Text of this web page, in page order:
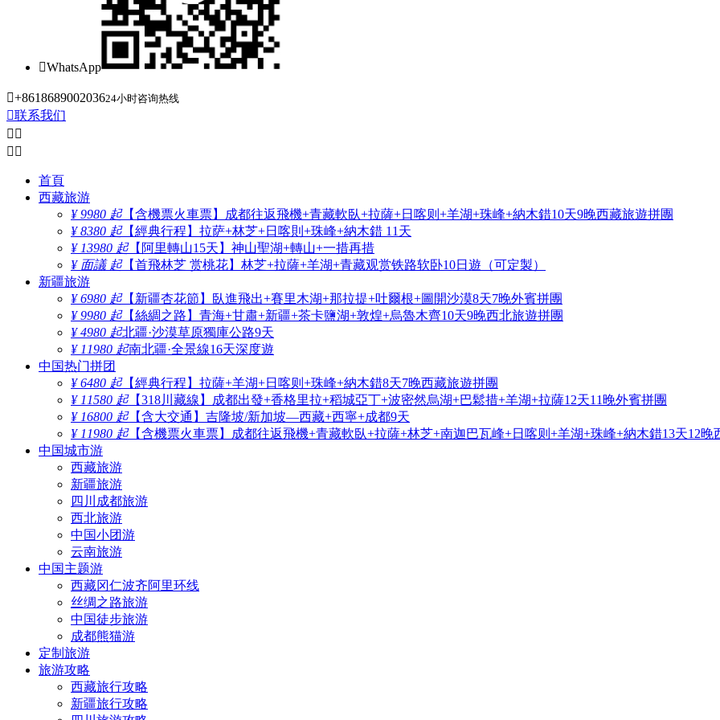
WhatsApp
+861868900203624小时咨询热线
联系我们
 
 
首頁
西藏旅游
¥ 9980 起【含機票火車票】成都往返飛機+青藏軟臥+拉薩+日喀则+羊湖+珠峰+納木錯10天9晚西藏旅遊拼團
¥ 8380 起【經典行程】拉萨+林芝+日喀則+珠峰+納木錯 11天
¥ 13980 起【阿里轉山15天】神山聖湖+轉山+一措再措
¥ 面議 起【首飛林芝 赏桃花】林芝+拉薩+羊湖+青藏观赏铁路软卧10日遊（可定製）
新疆旅游
¥ 6980 起【新疆杏花節】臥進飛出+賽里木湖+那拉提+吐爾根+圖開沙漠8天7晚外賓拼團
¥ 9980 起【絲綢之路】青海+甘肅+新疆+茶卡鹽湖+敦煌+烏魯木齊10天9晚西北旅遊拼團
¥ 4980 起北疆·沙漠草原獨庫公路9天
¥ 11980 起南北疆·全景線16天深度遊
中国热门拼团
¥ 6480 起【經典行程】拉薩+羊湖+日喀则+珠峰+納木錯8天7晚西藏旅遊拼團
¥ 11580 起【318川藏線】成都出發+香格里拉+稻城亞丁+波密然烏湖+巴鬆措+羊湖+拉薩12天11晚外賓拼團
¥ 16800 起【含大交通】吉隆坡/新加坡—西藏+西寧+成都9天
¥ 11980 起【含機票火車票】成都往返飛機+青藏軟臥+拉薩+林芝+南迦巴瓦峰+日喀则+羊湖+珠峰+納木錯13天12晚
中国城市游
西藏旅游
新疆旅游
四川成都旅游
西北旅游
中国小团游
云南旅游
中国主题游
西藏冈仁波齐阿里环线
丝绸之路旅游
中国徒步旅游
成都熊猫游
定制旅游
旅游攻略
西藏旅行攻略
新疆旅行攻略